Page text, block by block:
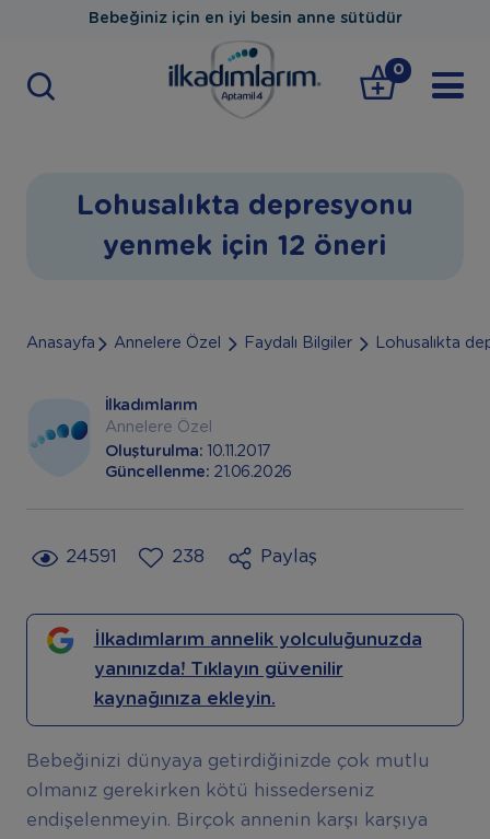
Bebeğiniz için en iyi besin anne sütüdür
0
Lohusalıkta depresyonu
yenmek için 12 öneri
Anasayfa Annelere Özel Faydalı Bilgiler Lohusalıkta
İlkadımlarım
Annelere Özel
Oluşturulma:
10.11.2017
Güncellenme: 21.06.2026
24591 238 Paylaş
İlkadımlarım annelik yolculuğunuzda
yanınızda! Tıklayın güvenilir
kaynağınıza ekleyin.
Bebeğinizi dünyaya getirdiğinizde çok mutlu
olmanız gerekirken kötü hissederseniz
endişelenmeyin. Birçok annenin karşı karşıya